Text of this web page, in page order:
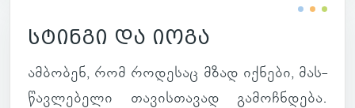
სტინგი და იოგა
ამ­ბო­ბენ, რომ რო­დე­საც მზად იქ­ნები, მას­
წავ­ლე­ბელი თა­ვის­თა­ვად გა­მოჩ­ნდება.